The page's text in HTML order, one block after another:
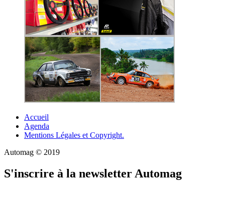
Accueil
Agenda
Mentions Légales et Copyright.
Automag © 2019
S'inscrire à la newsletter Automag